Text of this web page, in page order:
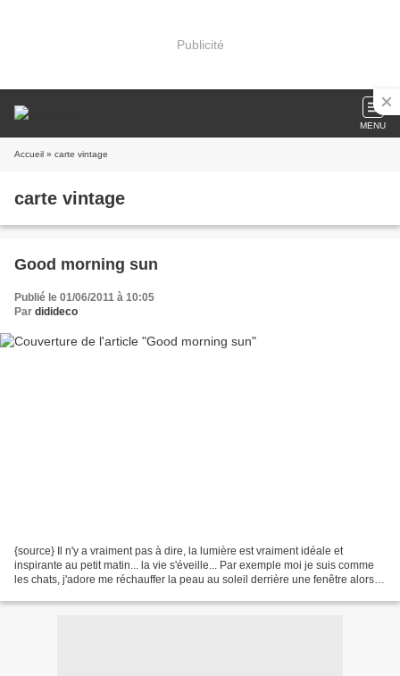
Publicité
MENU
Accueil » carte vintage
carte vintage
Good morning sun
Publié le 01/06/2011 à 10:05
Par didideco
{source} Il n'y a vraiment pas à dire, la lumière est vraiment idéale et
inspirante au petit matin... la vie s'éveille... Par exemple moi je suis comme
les chats, j'adore me réchauffer la peau au soleil derrière une fenêtre alors